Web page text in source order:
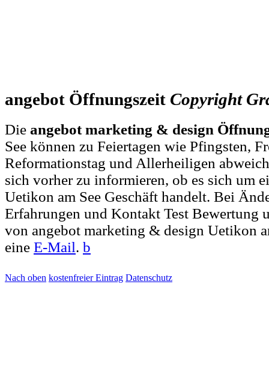
angebot Öffnungszeit Copyright
Die angebot marketing & design
See können zu Feiertagen wie Pfingsten,
Reformationstag und Allerheiligen
sich vorher zu informieren, ob es sich um
Uetikon am See Geschäft handelt. Bei
Erfahrungen und Kontakt Test Bewertung
von angebot marketing & design Uetikon
eine E-Mail. b
Nach oben kostenfreier Eintrag Datenschutz